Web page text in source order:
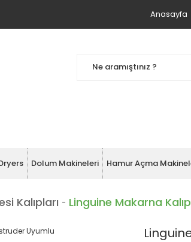
Anasayfa
Dolum Makineleri Hamur Açma
Kalıpları Linguine Makarna